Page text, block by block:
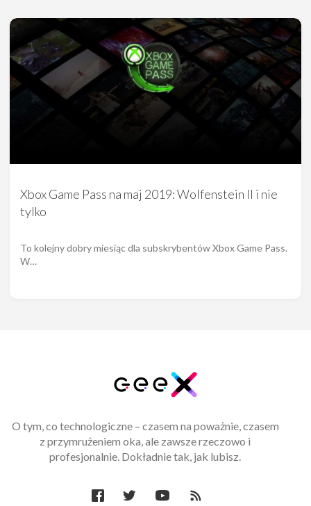
Xbox Game Pass na maj 2019: Wolfenstein II i nie
tylko
To kolejny dobry miesiąc dla subskrybentów Xbox Game Pass.
W…
O tym, co technologiczne – czasem na poważnie, czasem
z przymrużeniem oka, ale zawsze rzeczowo i
profesjonalnie. Dokładnie tak, jak lubisz.